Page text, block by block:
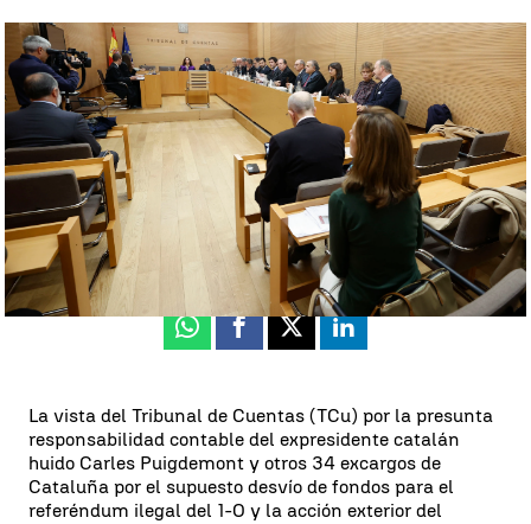
En el Tribunal de Cuentas ha empezado el juicio a 35 ex altos cargos
del Govern |
EFE
Matías Prats López
Publicado:
17 de noviembre de 2023, 14:25
Whatsapp
Facebook
X Linkedin
La vista del Tribunal de Cuentas (TCu) por la presunta
responsabilidad contable del expresidente catalán
huido Carles Puigdemont y otros 34 excargos de
Cataluña por el supuesto desvío de fondos para el
referéndum ilegal del 1-O y la acción exterior del